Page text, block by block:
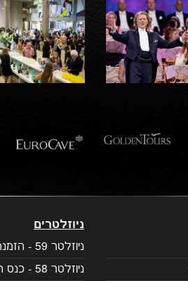
ניוזלטרים
ניוזלטר 59 - הזמנה לאירוע קאדילק
ניוזלטר 58 - כנס השקעות, איי סיישל